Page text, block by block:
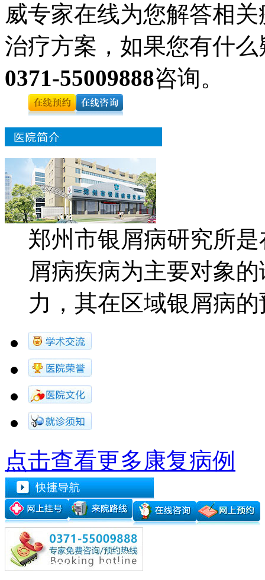
威专家在线为您解答相
治疗方案，如果您有什
0371-55009888咨询。
郑州市银屑病研究所
屑病疾病为主要对象
力，其在区域银屑病的
点击查看更多康复病例